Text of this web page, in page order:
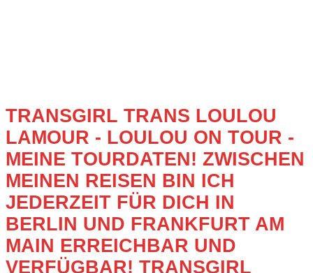
TRANSGIRL TRANS LOULOU
LAMOUR - LOULOU ON TOUR -
MEINE TOURDATEN! ZWISCHEN
MEINEN REISEN BIN ICH
JEDERZEIT FÜR DICH IN
BERLIN UND FRANKFURT AM
MAIN ERREICHBAR UND
VERFÜGBAR! TRANSGIRL